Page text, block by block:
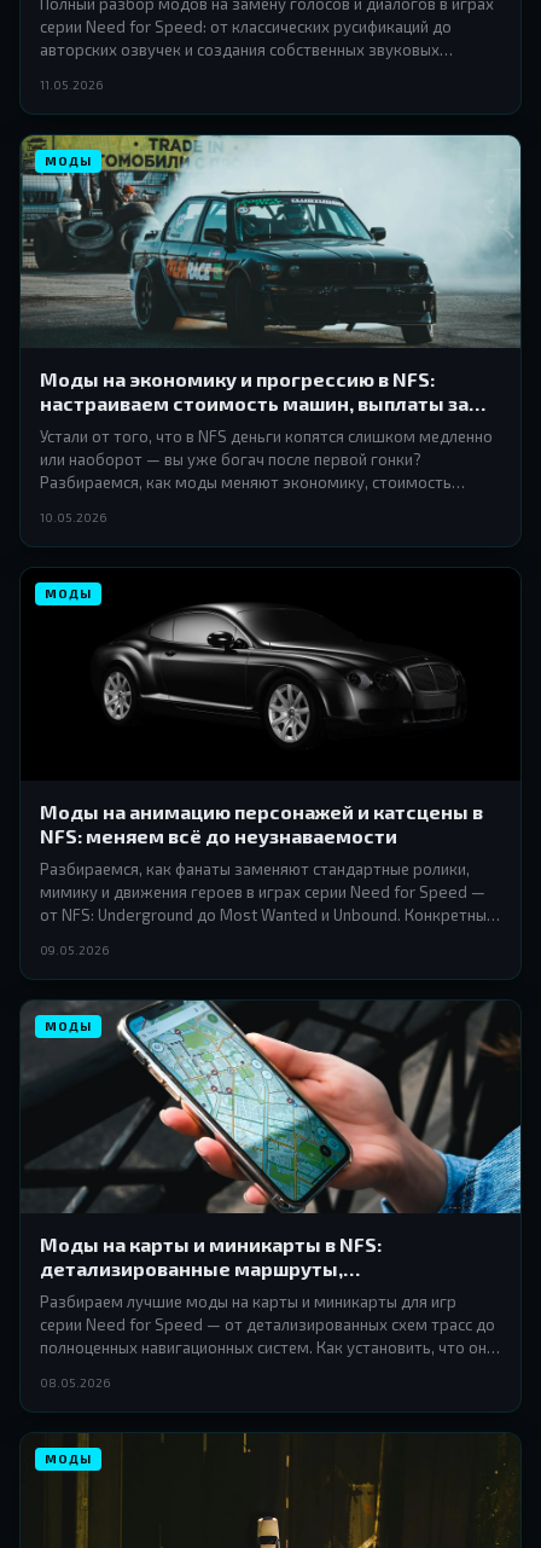
серии Need for Speed: от классических русификаций до
авторских озвучек и создания собственных звуковых
11.05.2026
МОДЫ
Моды на экономику и прогрессию в NFS:
настраиваем стоимость машин, выплаты за
гонки и систему наград
Устали от того, что в NFS деньги копятся слишком медленно
или наоборот — вы уже богач после первой гонки?
Разбираемся, как моды меняют экономику, стоимость
10.05.2026
МОДЫ
Моды на анимацию персонажей и катсцены в
NFS: меняем всё до неузнаваемости
Разбираемся, как фанаты заменяют стандартные ролики,
мимику и движения героев в играх серии Need for Speed —
от NFS: Underground до Most Wanted и Unbound. Конкретные
09.05.2026
МОДЫ
Моды на карты и миникарты в NFS:
детализированные маршруты,
альтернативные схемы трасс и навигация
Разбираем лучшие моды на карты и миникарты для игр
серии Need for Speed — от детализированных схем трасс до
полноценных навигационных систем. Как установить, что они
08.05.2026
МОДЫ